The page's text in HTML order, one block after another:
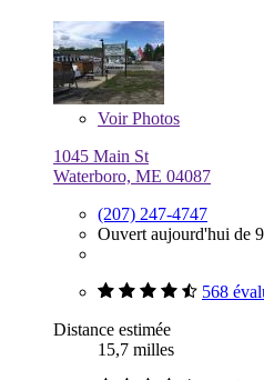
VoirPhotos
1045 Main St
Waterboro, ME 04087
(207) 247-4747
Ouvert aujourd'hui de
568
Distance estimée
15,7 milles